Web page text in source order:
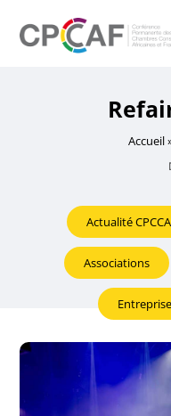
Accueil
Actualité
Associations